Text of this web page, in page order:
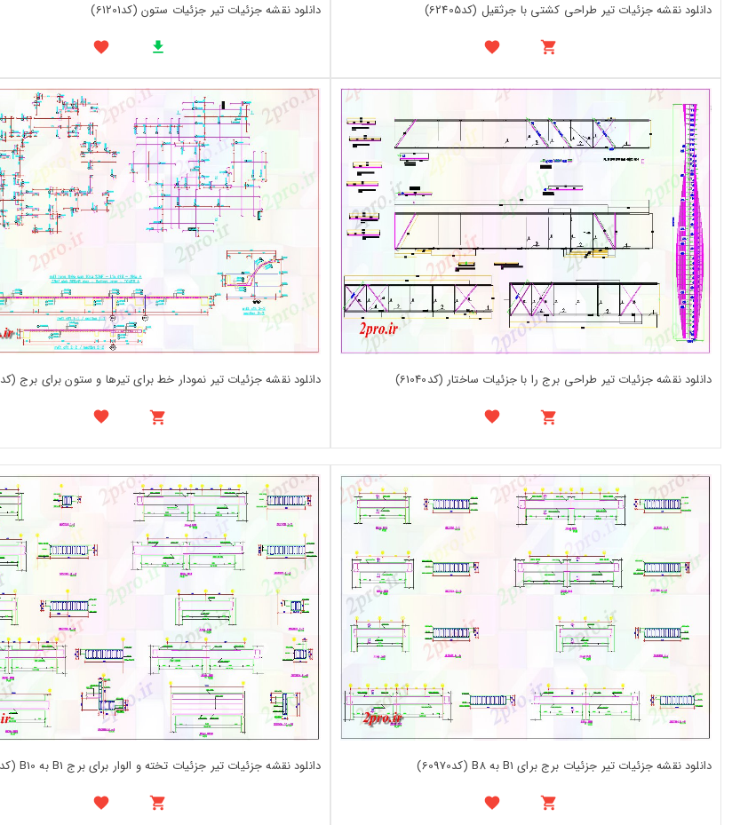
دانلود نقشه جزئیات تیر طراحی کشتی با جرثقیل (کد62405) دانلود نقشه جزئیات تیر جزئیات ستون (کد61201)
دانلود نقشه جزئیات تیر طراحی برج را با جزئیات ساختار (کد61040) دانلود نقشه جزئیات تیر نمودار خط برای تیرها و ستون برای برج (کد61027)
دانلود نقشه جزئیات تیر جزئیات برج برای B1 به B8 (کد60970) دانلود نقشه جزئیات تیر جزئیات تخته و الوار برای برج B1 به B10 (کد60969)